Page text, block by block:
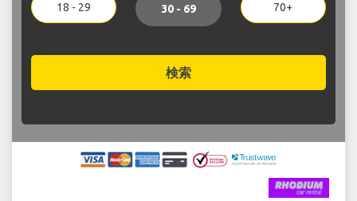
18 - 29 30 - 69 70+
検索